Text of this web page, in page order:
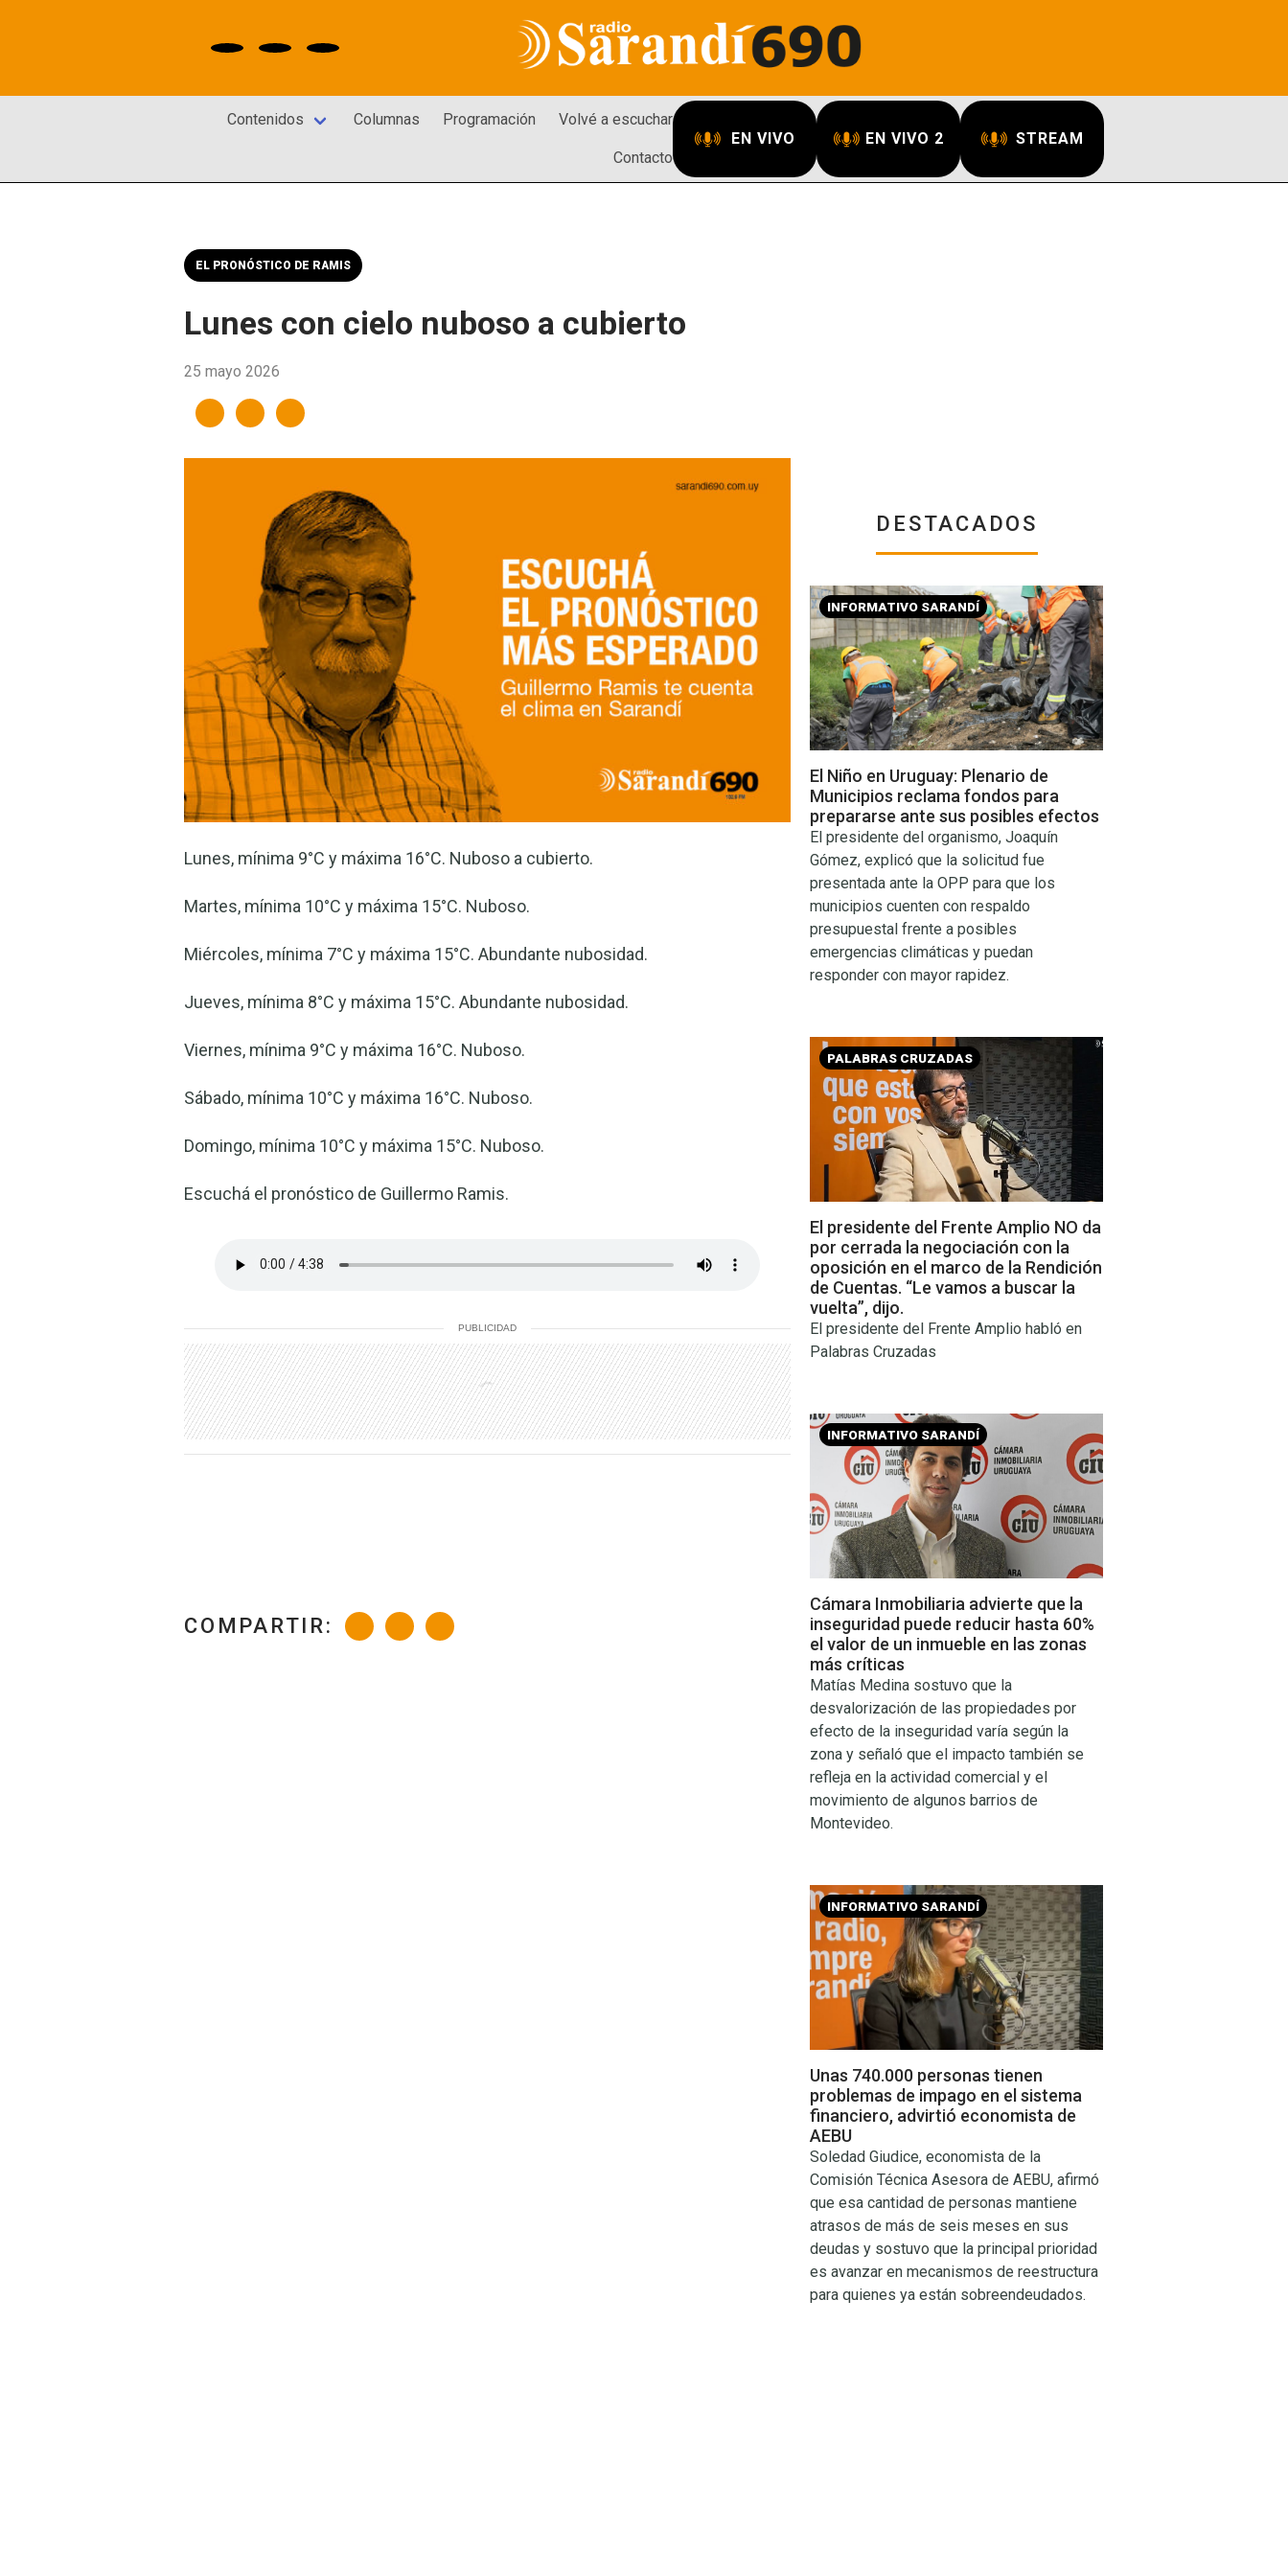
Contenidos Columnas Programación Volvé a escuchar
Contacto
EN VIVO EN VIVO 2 STREAM
EL PRONÓSTICO DE RAMIS
Lunes con cielo nuboso a cubierto
25 mayo 2026
Lunes, mínima 9°C y máxima 16°C. Nuboso a cubierto.
Martes, mínima 10°C y máxima 15°C. Nuboso.
Miércoles, mínima 7°C y máxima 15°C. Abundante nubosidad.
Jueves, mínima 8°C y máxima 15°C. Abundante nubosidad.
Viernes, mínima 9°C y máxima 16°C. Nuboso.
Sábado, mínima 10°C y máxima 16°C. Nuboso.
Domingo, mínima 10°C y máxima 15°C. Nuboso.
Escuchá el pronóstico de Guillermo Ramis.
PUBLICIDAD
COMPARTIR:
DESTACADOS
INFORMATIVO SARANDÍ
El Niño en Uruguay: Plenario de
Municipios reclama fondos para
prepararse ante sus posibles efectos
El presidente del organismo, Joaquín
Gómez, explicó que la solicitud fue
presentada ante la OPP para que los
municipios cuenten con respaldo
presupuestal frente a posibles
emergencias climáticas y puedan
responder con mayor rapidez.
PALABRAS CRUZADAS
El presidente del Frente Amplio NO da
por cerrada la negociación con la
oposición en el marco de la Rendición
de Cuentas. “Le vamos a buscar la
vuelta”, dijo.
El presidente del Frente Amplio habló en
Palabras Cruzadas
INFORMATIVO SARANDÍ
Cámara Inmobiliaria advierte que la
inseguridad puede reducir hasta 60%
el valor de un inmueble en las zonas
más críticas
Matías Medina sostuvo que la
desvalorización de las propiedades por
efecto de la inseguridad varía según la
zona y señaló que el impacto también se
refleja en la actividad comercial y el
movimiento de algunos barrios de
Montevideo.
INFORMATIVO SARANDÍ
Unas 740.000 personas tienen
problemas de impago en el sistema
financiero, advirtió economista de
AEBU
Soledad Giudice, economista de la
Comisión Técnica Asesora de AEBU, afirmó
que esa cantidad de personas mantiene
atrasos de más de seis meses en sus
deudas y sostuvo que la principal prioridad
es avanzar en mecanismos de reestructura
para quienes ya están sobreendeudados.